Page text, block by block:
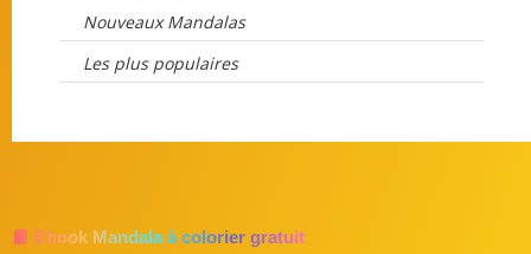
Nouveaux Mandalas
Les plus populaires
📘 Ebook Mandala à colorier gratuit